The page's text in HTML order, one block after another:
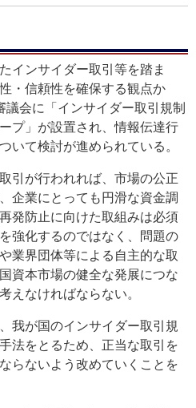
インサイダー取引等を踏ま
・信頼性を確保する観点か
会に「インサイダー取引規制
プ」が設置され、情報伝達行
いて検討が進められている。
引が行われれば、市場の公正
企業にとっても円滑な資金調
発防止に向けた取組みは必須
強化するのではなく、問題の
業界団体等による自主的な取
資本市場の健全な発展につな
えなければならない。
我が国のインサイダー取引規
法をとるため、正当な取引を
らないよう改めていくことを